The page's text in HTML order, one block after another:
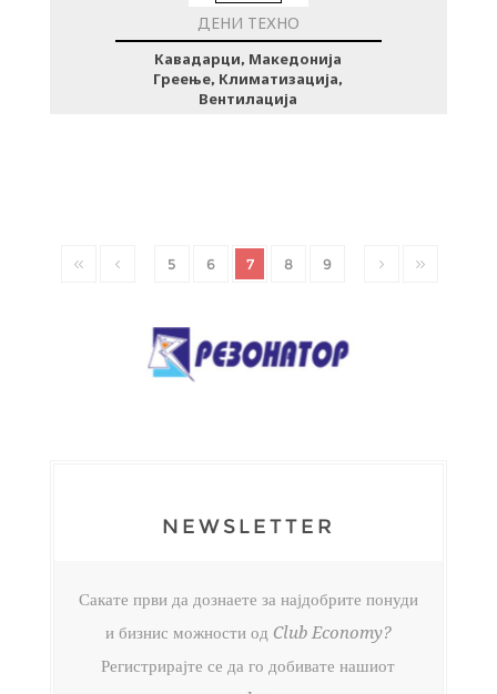
ДЕНИ ТЕХНО
Кавадарци, Македонија
Греење, Климатизација,
Вентилација
5 6 7 8 9
NEWSLETTER
Сакате први да дознаете за најдобрите понуди
и бизнис можности од Club Economy?
Регистрирајте се да го добивате нашиот